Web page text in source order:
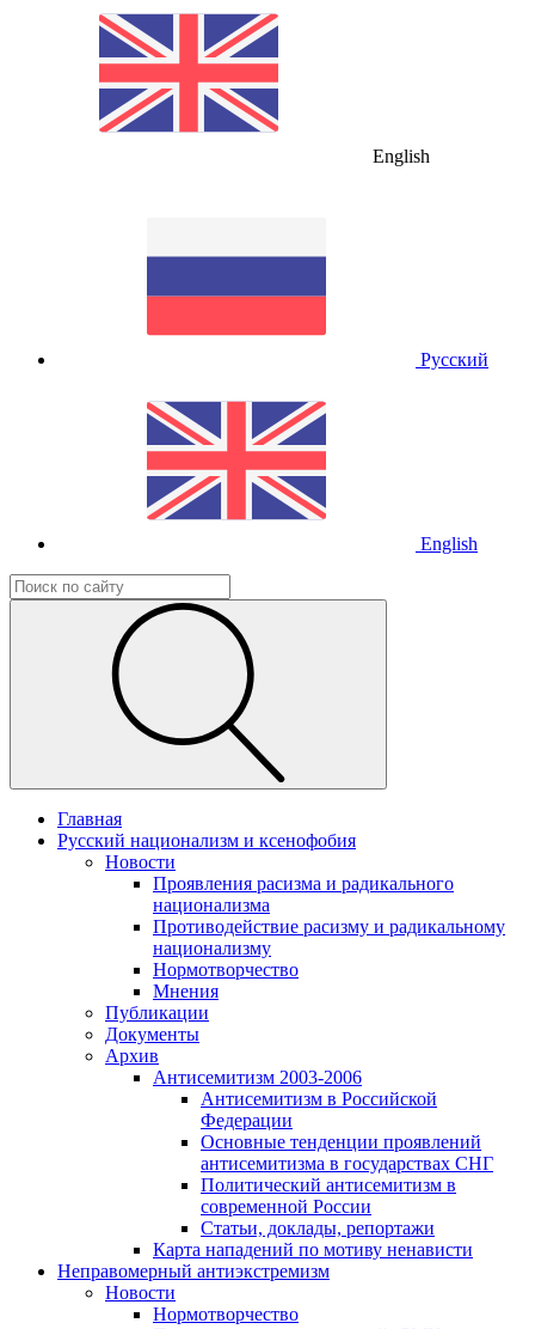
English
Русский
English
Главная
Русский национализм и ксенофобия
Новости
Проявления расизма и радикального
национализма
Противодействие расизму и радикальному
национализму
Нормотворчество
Мнения
Публикации
Документы
Архив
Антисемитизм 2003-2006
Антисемитизм в Российской
Федерации
Основные тенденции проявлений
антисемитизма в государствах СНГ
Политический антисемитизм в
современной России
Статьи, доклады, репортажи
Карта нападений по мотиву ненависти
Неправомерный антиэкстремизм
Новости
Нормотворчество